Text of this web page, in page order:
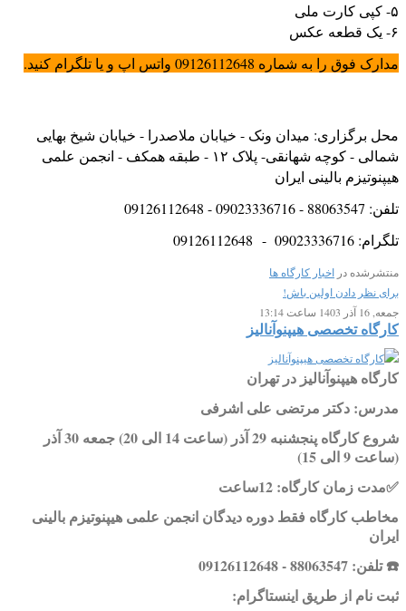
۵- کپی کارت ملی
۶- یک قطعه عکس
مدارک فوق را به شماره 09126112648 واتس اپ و یا تلگرام کنید.
محل برگزاری: میدان ونک - خیابان ملاصدرا - خیابان شیخ بهایی
شمالی - کوچه شهانقی- پلاک ۱۲ - طبقه همکف - انجمن علمی
هیپنوتیزم بالینی ایران
تلفن: 88063547 - 09023336716 - 09126112648
تلگرام: 09023336716 - 09126112648
منتشرشده در اخبار کارگاه ها
برای نظر دادن اولین باش!
جمعه, 16 آذر 1403 ساعت 13:14
کارگاه تخصصی هیپنوآنالیز
کارگاه هیپنوآنالیز در تهران
مدرس: دکتر مرتضی علی اشرفی
شروع کارگاه پنجشنبه 29 آذر (ساعت 14 الی 20) جمعه 30 آذر
(ساعت 9 الی 15)
✅مدت زمان کارگاه: 12ساعت
مخاطب کارگاه فقط دوره دیدگان انجمن علمی هیپنوتیزم بالینی
ایران
☎️تلفن: 88063547 -
09126112648
ثبت نام از طریق اینستاگرام: